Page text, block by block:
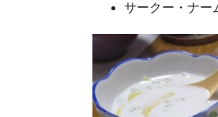
サークー・ナー